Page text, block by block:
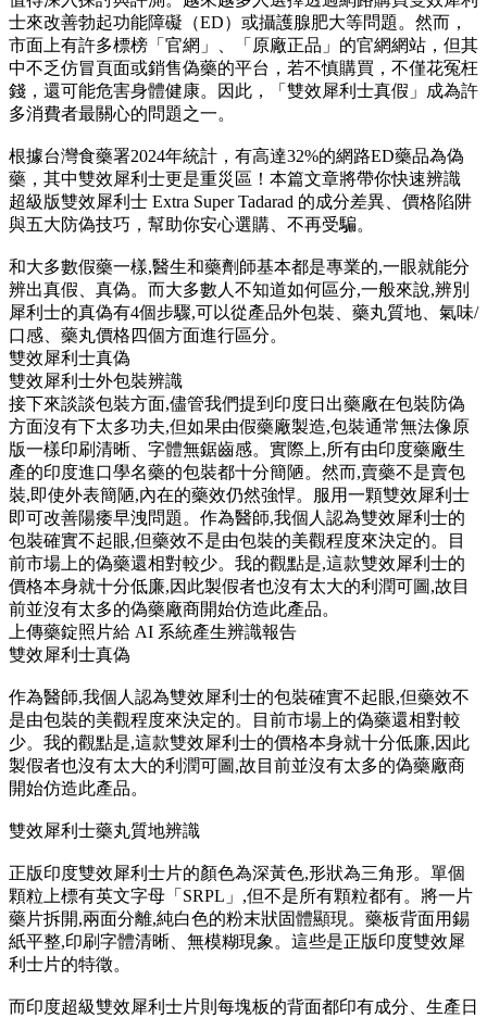
士來改善勃起功能障礙（ED）或攝護腺肥大等問題。然而，
市面上有許多標榜「官網」、「原廠正品」的官網網站，但其
中不乏仿冒頁面或銷售偽藥的平台，若不慎購買，不僅花冤枉
錢，還可能危害身體健康。因此，「雙效犀利士真假」成為許
多消費者最關心的問題之一。
根據台灣食藥署2024年統計，有高達32%的網路ED藥品為偽
藥，其中雙效犀利士更是重災區！本篇文章將帶你快速辨識
超級版雙效犀利士 Extra Super Tadarad 的成分差異、價格陷阱
與五大防偽技巧，幫助你安心選購、不再受騙。
和大多數假藥一樣,醫生和藥劑師基本都是專業的,一眼就能分
辨出真假、真偽。而大多數人不知道如何區分,一般來說,辨別
犀利士的真偽有4個步驟,可以從產品外包裝、藥丸質地、氣味/
口感、藥丸價格四個方面進行區分。
雙效犀利士真偽
雙效犀利士外包裝辨識
接下來談談包裝方面,儘管我們提到印度日出藥廠在包裝防偽
方面沒有下太多功夫,但如果由假藥廠製造,包裝通常無法像原
版一樣印刷清晰、字體無鋸齒感。實際上,所有由印度藥廠生
產的印度進口學名藥的包裝都十分簡陋。然而,賣藥不是賣包
裝,即使外表簡陋,內在的藥效仍然強悍。服用一顆雙效犀利士
即可改善陽痿早洩問題。作為醫師,我個人認為雙效犀利士的
包裝確實不起眼,但藥效不是由包裝的美觀程度來決定的。目
前市場上的偽藥還相對較少。我的觀點是,這款雙效犀利士的
價格本身就十分低廉,因此製假者也沒有太大的利潤可圖,故目
前並沒有太多的偽藥廠商開始仿造此產品。
上傳藥錠照片給 AI 系統產生辨識報告
雙效犀利士真偽
作為醫師,我個人認為雙效犀利士的包裝確實不起眼,但藥效不
是由包裝的美觀程度來決定的。目前市場上的偽藥還相對較
少。我的觀點是,這款雙效犀利士的價格本身就十分低廉,因此
製假者也沒有太大的利潤可圖,故目前並沒有太多的偽藥廠商
開始仿造此產品。
雙效犀利士藥丸質地辨識
正版印度雙效犀利士片的顏色為深黃色,形狀為三角形。單個
顆粒上標有英文字母「SRPL」,但不是所有顆粒都有。將一片
藥片拆開,兩面分離,純白色的粉末狀固體顯現。藥板背面用錫
紙平整,印刷字體清晰、無模糊現象。這些是正版印度雙效犀
利士片的特徵。
而印度超級雙效犀利士片則每塊板的背面都印有成分、生產日